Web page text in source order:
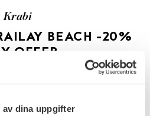
dina uppgifter
Krabi
BEACH -20%
OFFER